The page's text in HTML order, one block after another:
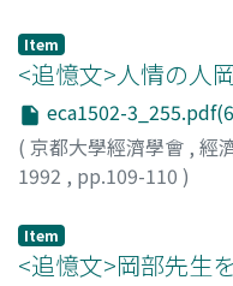
Item
<追憶文>人情の人
eca1502-
( 京都大學經濟學會 , 經
1992 , pp.109-110 )
Item
<追憶文>岡部先生